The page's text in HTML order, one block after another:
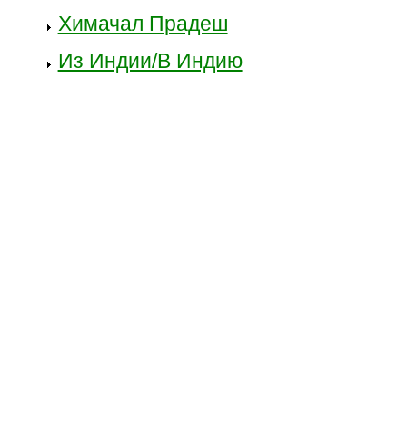
Химачал Прадеш
Из Индии/В Индию